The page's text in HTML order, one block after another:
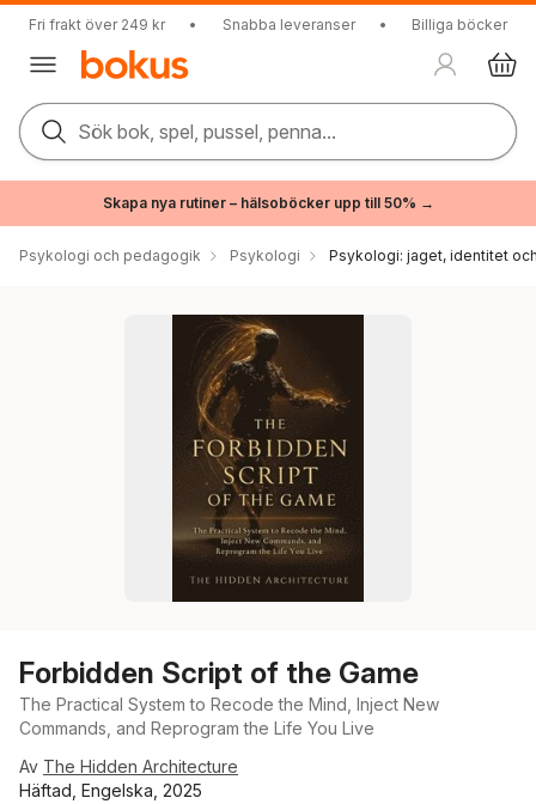
Fri frakt över 249 kr • Snabba leveranser • Billiga böcker
Sök bok, spel, pussel, penna...
Skapa nya rutiner – hälsoböcker upp till 50% →
Psykologi och pedagogik Psykologi Psykologi: jaget, identitet
Forbidden Script of the Game
The Practical System to Recode the Mind, Inject New
Commands, and Reprogram the Life You Live
Av The Hidden Architecture
Häftad, Engelska, 2025